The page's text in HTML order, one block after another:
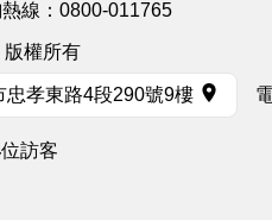
線： 0800-011765
版權所有
忠孝東路4段290號9樓
位訪客